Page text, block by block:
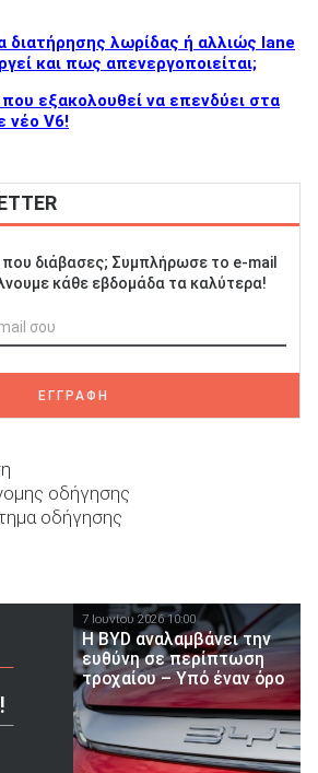
διατήρησης λωρίδας ή αλλιώς lane
και πως απενεργοποιείται;
εξακολουθεί να επενδύει στα
νέο V6!
διάβασες; Συμπλήρωσε το e-mail
κάθε εβδομάδα τα καλύτερα!
ΕΓΓΡΑΦΗ
οδήγησης
οδήγησης
7 Ιουνίου 2026 10:00
H BYD αναλαμβάνει την
ευθύνη σε περίπτωση
τροχαίου – Υπό έναν όρο